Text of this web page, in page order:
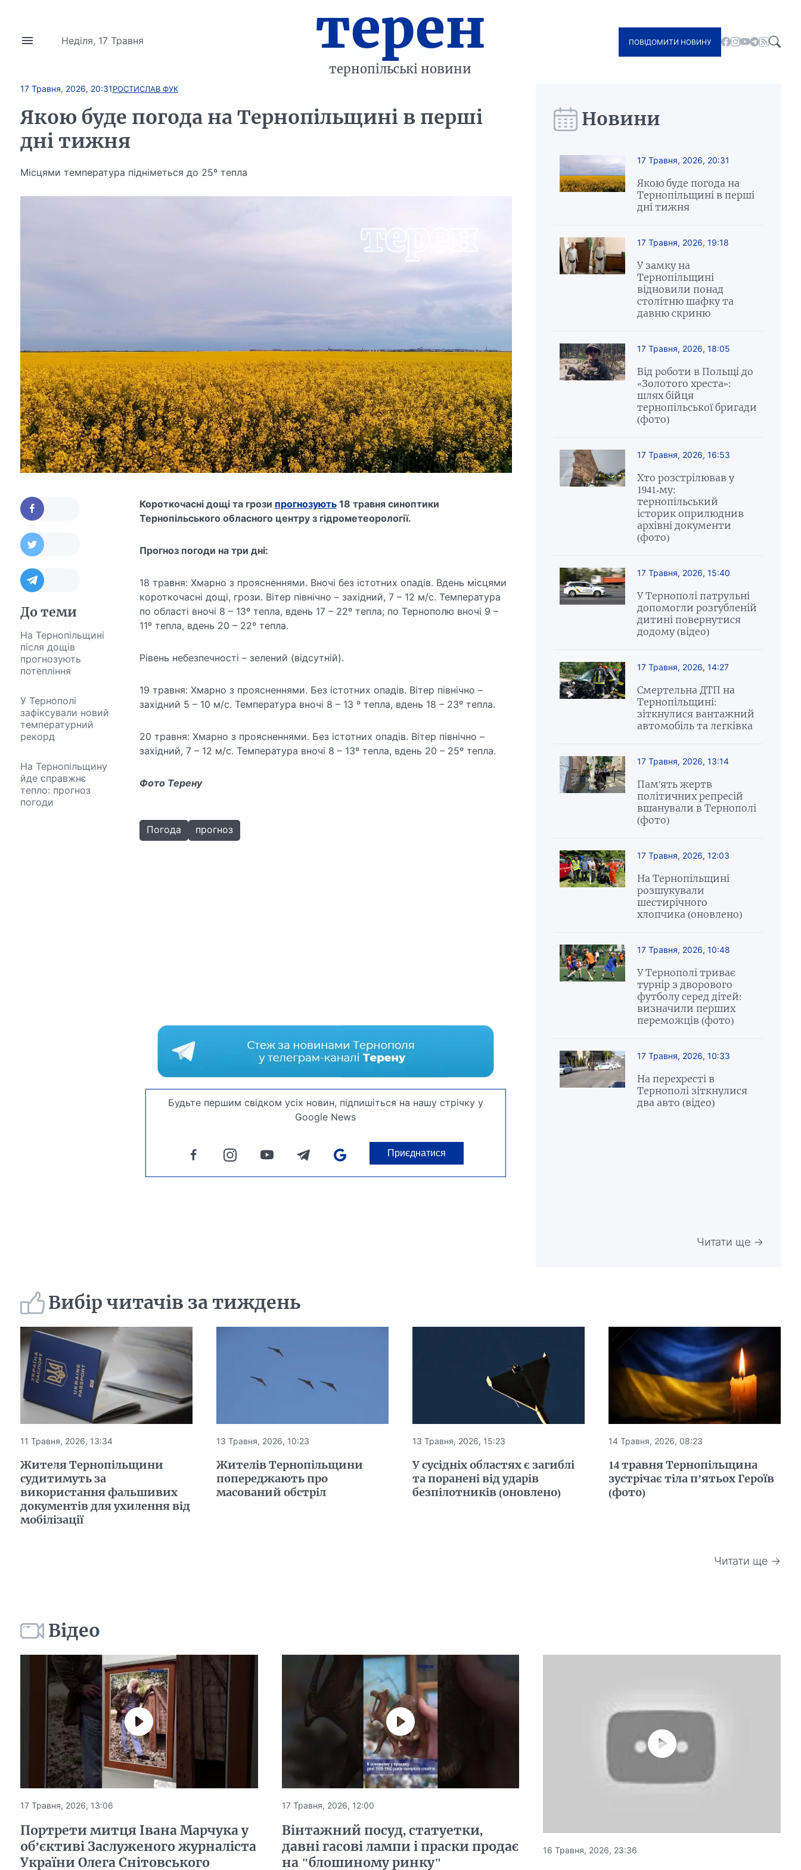
Неділя, 17 Травня терен
тернопільські новини
ПОВІДОМИТИ НОВИНУ
17 Травня, 2026, 20:31РОСТИСЛАВ ФУК
Якою буде погода на Тернопільщині в перші
дні тижня
Місцями температура підніметься до 25º тепла
До теми
На Тернопільщині
після дощів
прогнозують
потепління
У Тернополі
зафіксували новий
температурний
рекорд
На Тернопільщину
йде справжнє
тепло: прогноз
погоди
Короткочасні дощі та грози прогнозують18 травня синоптики
Тернопільського обласного центру з гідрометеорології.
Прогноз погоди на три дні:
18 травня: Хмарно з проясненнями. Вночі без істотних опадів. Вдень місцями
короткочасні дощі, грози. Вітер північно – західний, 7 – 12 м/с. Температура
по області вночі 8 – 13º тепла, вдень 17 – 22º тепла; по Тернополю вночі 9 –
11º тепла, вдень 20 – 22º тепла.
Рівень небезпечності – зелений (відсутній).
19 травня: Хмарно з проясненнями. Без істотних опадів. Вітер північно –
західний 5 – 10 м/с. Температура вночі 8 – 13 º тепла, вдень 18 – 23º тепла.
20 травня: Хмарно з проясненнями. Без істотних опадів. Вітер північно –
західний, 7 – 12 м/с. Температура вночі 8 – 13º тепла, вдень 20 – 25º тепла.
Фото Терену
Погода прогноз
Будьте першим свідком усіх новин, підпишіться на нашу стрічку у
Google News
Приєднатися
Новини
17 Травня, 2026, 20:31
Якою буде погода на
Тернопільщині в перші
дні тижня
17 Травня, 2026, 19:18
У замку на
Тернопільщині
відновили понад
столітню шафку та
давню скриню
17 Травня, 2026, 18:05
Від роботи в Польщі до
«Золотого хреста»:
шлях бійця
тернопільської бригади
(фото)
17 Травня, 2026, 16:53
Хто розстрілював у
1941-му:
тернопільський
історик оприлюднив
архівні документи
(фото)
17 Травня, 2026, 15:40
У Тернополі патрульні
допомогли розгубленій
дитині повернутися
додому (відео)
17 Травня, 2026, 14:27
Смертельна ДТП на
Тернопільщині:
зіткнулися вантажний
автомобіль та легківка
17 Травня, 2026, 13:14
Пам'ять жертв
політичних репресій
вшанували в Тернополі
(фото)
17 Травня, 2026, 12:03
На Тернопільщині
розшукували
шестирічного
хлопчика (оновлено)
17 Травня, 2026, 10:48
У Тернополі триває
турнір з дворового
футболу серед дітей:
визначили перших
переможців (фото)
17 Травня, 2026, 10:33
На перехресті в
Тернополі зіткнулися
два авто (відео)
Читати ще →
Вибір читачів за тиждень
11 Травня, 2026, 13:34
Жителя Тернопільщини
судитимуть за
використання фальшивих
документів для ухилення від
мобілізації
13 Травня, 2026, 10:23
Жителів Тернопільщини
попереджають про
масований обстріл
13 Травня, 2026, 15:23
У сусідніх областях є загиблі
та поранені від ударів
безпілотників (оновлено)
14 Травня, 2026, 08:23
14 травня Тернопільщина
зустрічає тіла п’ятьох Героїв
(фото)
Читати ще →
Відео
17 Травня, 2026, 13:06
Портрети митця Івана Марчука у
обʼєктиві Заслуженого журналіста
України Олега Снітовського
17 Травня, 2026, 12:00
Вінтажний посуд, статуетки,
давні гасові лампи і праски продає
на "блошиному ринку"
16 Травня, 2026, 23:36